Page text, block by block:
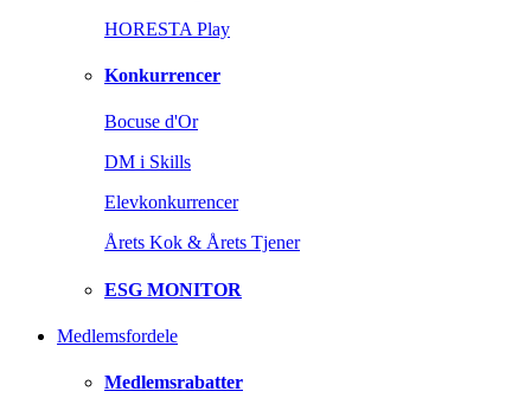
HORESTA Play
Konkurrencer
Bocuse d'Or
DM i Skills
Elevkonkurrencer
Årets Kok & Årets Tjener
ESG MONITOR
Medlemsfordele
Medlemsrabatter